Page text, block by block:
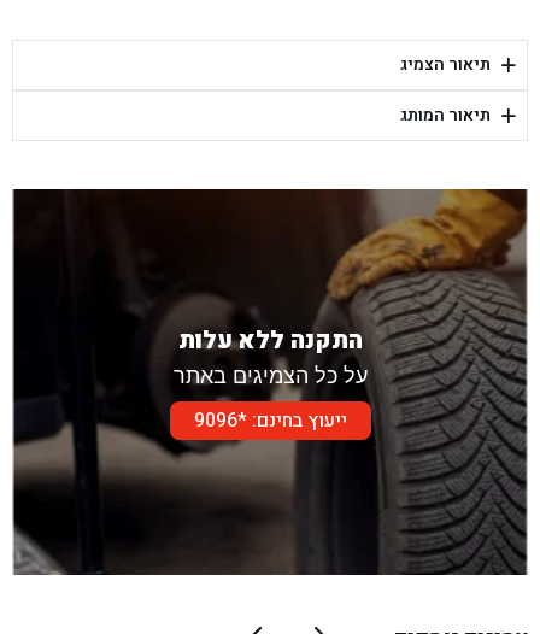
בן גל - יפת 88, תל אביב יפו - תל אביב
בן גל - דור אלון הר טוב - בית שמש
+ תיאור הצמיג
+ תיאור המותג
התקנה ללא עלות
על כל הצמיגים באתר
ייעוץ בחינם: *9096